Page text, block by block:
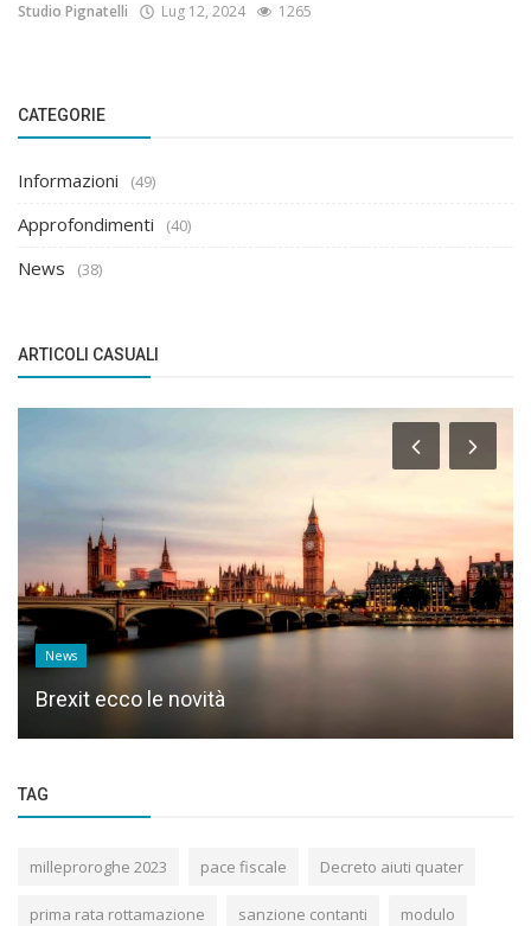
Studio Pignatelli Lug 12, 2024 1265
CATEGORIE
Informazioni (49)
Approfondimenti (40)
News (38)
ARTICOLI CASUALI
News
Brexit ecco le novità
TAG
milleproroghe 2023 pace fiscale Decreto aiuti quater
prima rata rottamazione sanzione contanti modulo